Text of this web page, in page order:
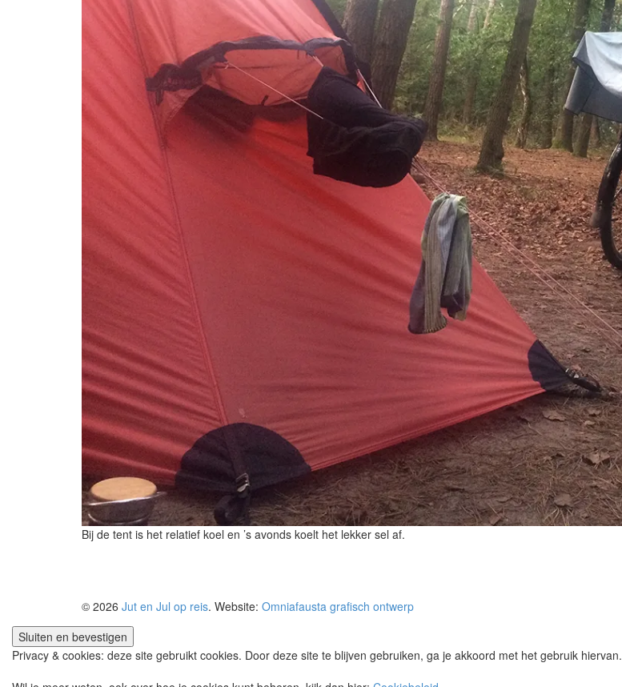
Bij de tent is het relatief koel en ’s avonds koelt het lekker sel af.
© 2026 Jut en Jul op reis. Website: Omniafausta grafisch ontwerp
Privacy & cookies: deze site gebruikt cookies. Door deze site te blijven gebruiken, ga je akkoord met het gebruik hiervan.